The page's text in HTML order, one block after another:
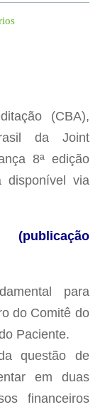
(CBA),
da Joint
8ª edição
disponível via
para
do Comitê do
Paciente.
questão de
em duas
financeiros